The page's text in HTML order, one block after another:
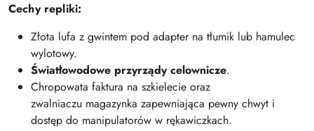
Cechy repliki:
Złota lufa z gwintem pod adapter na tłumik lub hamulec
wylotowy.
Światłowodowe przyrządy celownicze.
Chropowata faktura na szkielecie oraz
zwalniaczu magazynka zapewniająca pewny chwyt i
dostęp do manipulatorów w rękawiczkach.